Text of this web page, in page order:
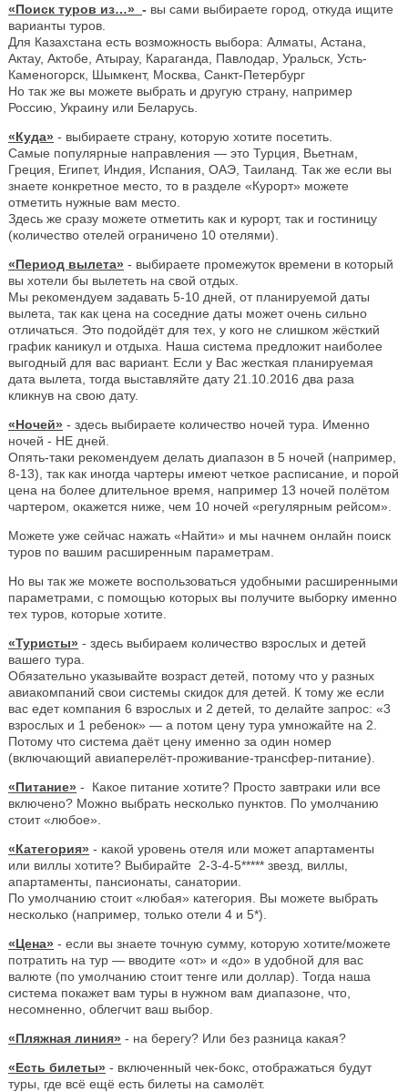
«Поиск туров из…» - вы сами выбираете город, откуда ищите
варианты туров.
Для Казахстана есть возможность выбора: Алматы, Астана,
Актау, Актобе, Атырау, Караганда, Павлодар, Уральск, Усть-
Каменогорск, Шымкент, Москва, Санкт-Петербург
Но так же вы можете выбрать и другую страну, например
Россию, Украину или Беларусь.
«Куда» - выбираете страну, которую хотите посетить.
Самые популярные направления — это Турция, Вьетнам,
Греция, Египет, Индия, Испания, ОАЭ, Таиланд. Так же если вы
знаете конкретное место, то в разделе «Курорт» можете
отметить нужные вам место.
Здесь же сразу можете отметить как и курорт, так и гостиницу
(количество отелей ограничено 10 отелями).
«Период вылета» - выбираете промежуток времени в который
вы хотели бы вылететь на свой отдых.
Мы рекомендуем задавать 5-10 дней, от планируемой даты
вылета, так как цена на соседние даты может очень сильно
отличаться. Это подойдёт для тех, у кого не слишком жёсткий
график каникул и отдыха. Наша система предложит наиболее
выгодный для вас вариант. Если у Вас жесткая планируемая
дата вылета, тогда выставляйте дату 21.10.2016 два раза
кликнув на свою дату.
«Ночей» - здесь выбираете количество ночей тура. Именно
ночей - НЕ дней.
Опять-таки рекомендуем делать диапазон в 5 ночей (например,
8-13), так как иногда чартеры имеют четкое расписание, и порой
цена на более длительное время, например 13 ночей полётом
чартером, окажется ниже, чем 10 ночей «регулярным рейсом».
Можете уже сейчас нажать «Найти» и мы начнем онлайн поиск
туров по вашим расширенным параметрам.
Но вы так же можете воспользоваться удобными расширенными
параметрами, с помощью которых вы получите выборку именно
тех туров, которые хотите.
«Туристы» - здесь выбираем количество взрослых и детей
вашего тура.
Обязательно указывайте возраст детей, потому что у разных
авиакомпаний свои системы скидок для детей. К тому же если
вас едет компания 6 взрослых и 2 детей, то делайте запрос: «3
взрослых и 1 ребенок» — а потом цену тура умножайте на 2.
Потому что система даёт цену именно за один номер
(включающий авиаперелёт-проживание-трансфер-питание).
«Питание» - Какое питание хотите? Просто завтраки или все
включено? Можно выбрать несколько пунктов. По умолчанию
стоит «любое».
«Категория» - какой уровень отеля или может апартаменты
или виллы хотите? Выбирайте 2-3-4-5***** звезд, виллы,
апартаменты, пансионаты, санатории.
По умолчанию стоит «любая» категория. Вы можете выбрать
несколько (например, только отели 4 и 5*).
«Цена» - если вы знаете точную сумму, которую хотите/можете
потратить на тур — вводите «от» и «до» в удобной для вас
валюте (по умолчанию стоит тенге или доллар). Тогда наша
система покажет вам туры в нужном вам диапазоне, что,
несомненно, облегчит ваш выбор.
«Пляжная линия» - на берегу? Или без разница какая?
«Есть билеты» - включенный чек-бокс, отображаться будут
туры, где всё ещё есть билеты на самолёт.